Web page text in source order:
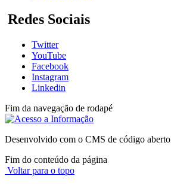
Redes Sociais
Twitter
YouTube
Facebook
Instagram
Linkedin
Fim da navegação de rodapé
Desenvolvido com o CMS de código aberto
Fim do conteúdo da página
Voltar para o topo